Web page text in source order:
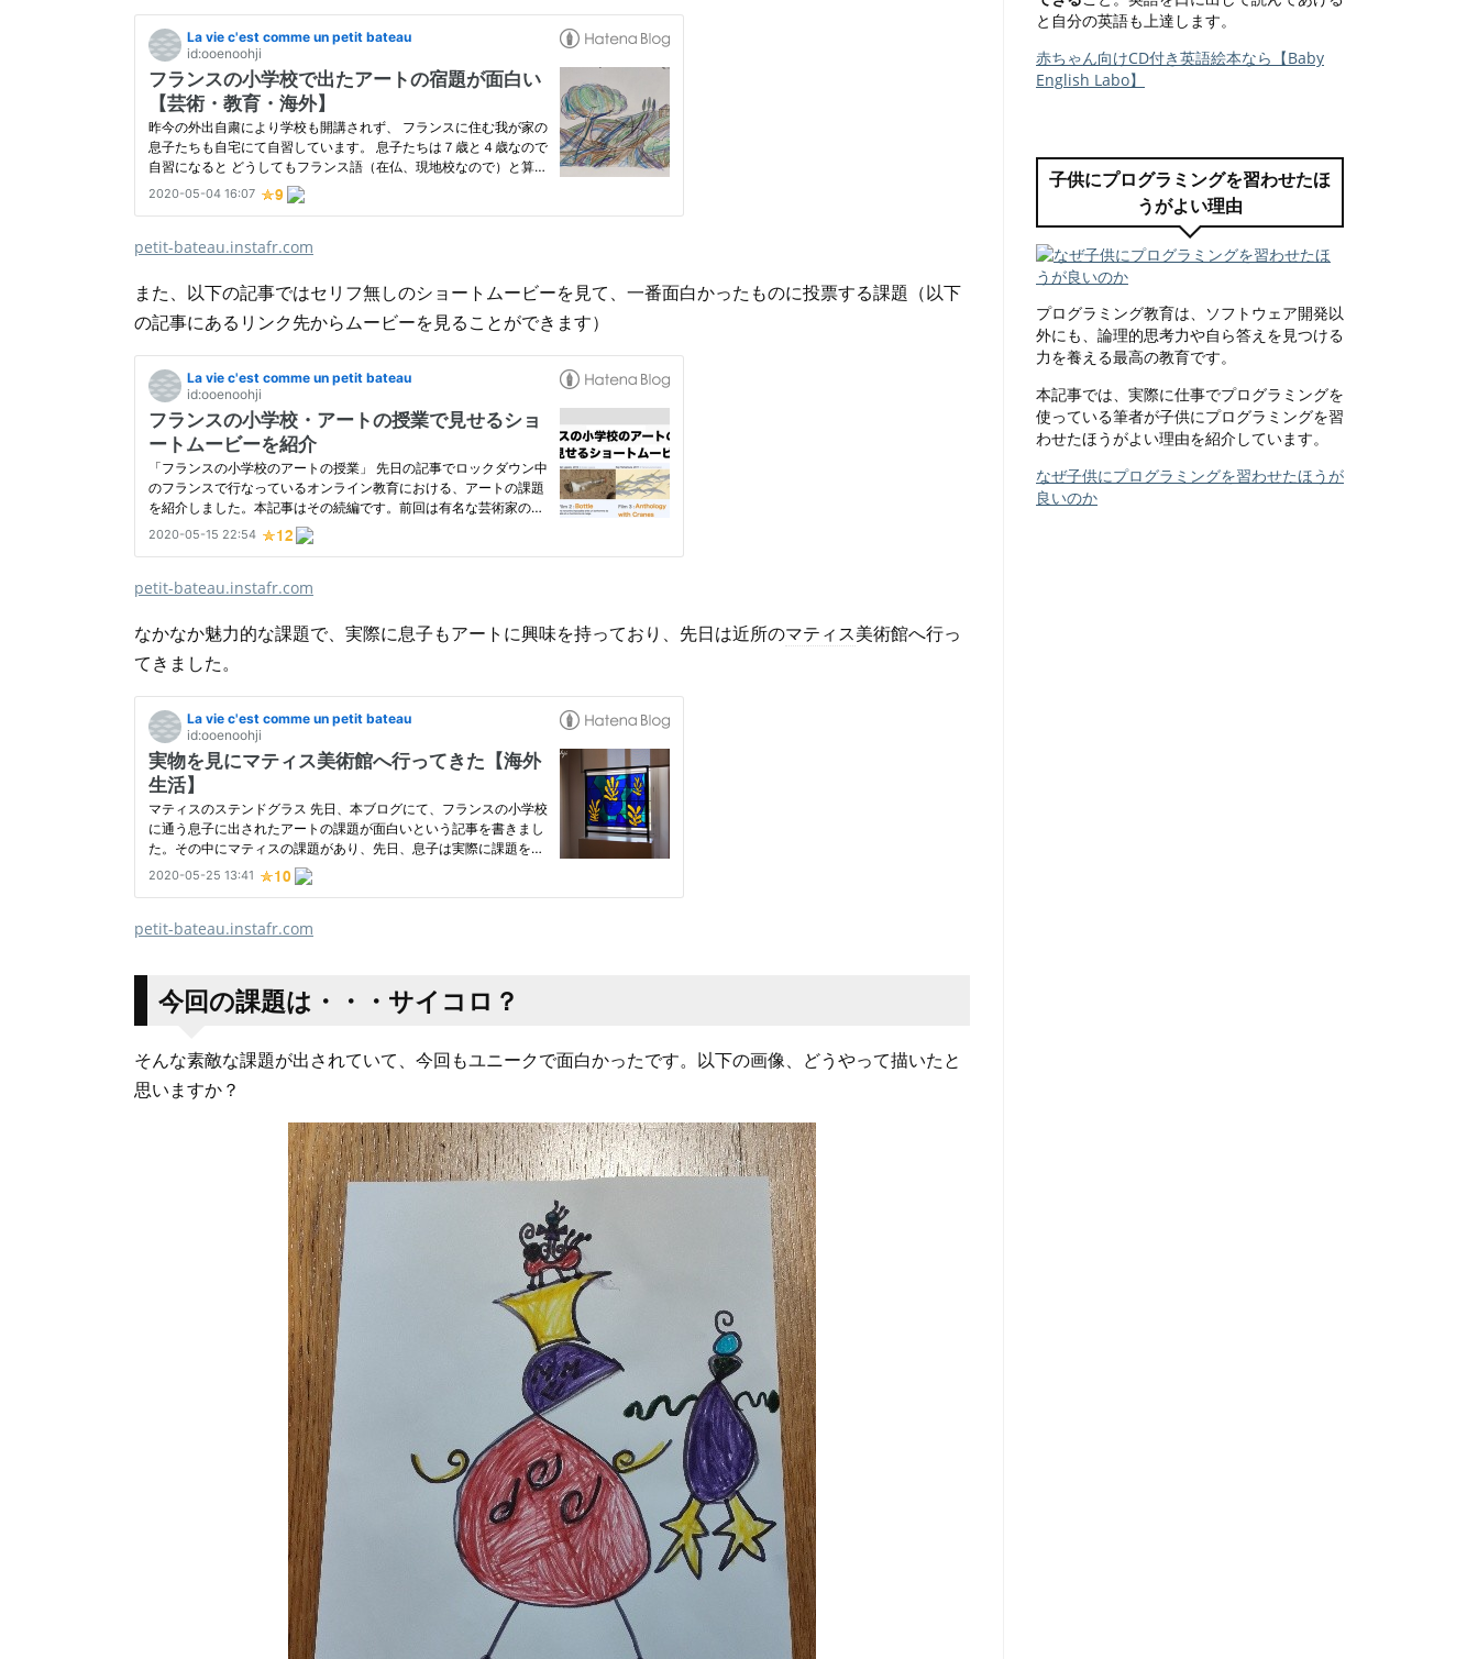
petit-bateau.instafr.com
また、以下の記事ではセリフ無しのショートムービーを見て、一番面白かったものに投票する課題（以下
の記事にあるリンク先からムービーを見ることができます）
petit-bateau.instafr.com
なかなか魅力的な課題で、実際に息子もアートに興味を持っており、先日は近所のマティス美術館へ行っ
てきました。
petit-bateau.instafr.com
今回の課題は・・・サイコロ？
そんな素敵な課題が出されていて、今回もユニークで面白かったです。以下の画像、どうやって描いたと
思いますか？
と自分の英語も上達します。
赤ちゃん向けCD付き英語絵本なら【Baby
English Labo】
子供にプログラミングを習わせたほ
うがよい理由
プログラミング教育は、ソフトウェア開発以
外にも、論理的思考力や自ら答えを見つける
力を養える最高の教育です。
本記事では、実際に仕事でプログラミングを
使っている筆者が子供にプログラミングを習
わせたほうがよい理由を紹介しています。
なぜ子供にプログラミングを習わせたほうが
良いのか